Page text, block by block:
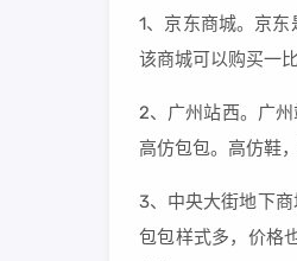
1、京东商城。京
该商城可以购买一
2、广州站西。广
高仿包包。高仿鞋
3、中央大街地下
包包样式多，价格